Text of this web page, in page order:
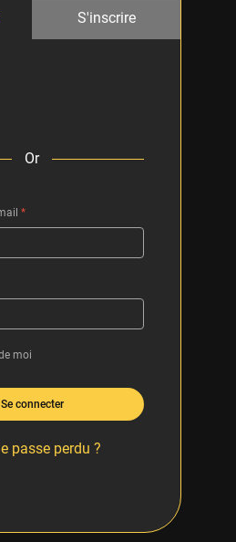
S'inscrire
Or
*
moi
Se connecter
passe perdu ?